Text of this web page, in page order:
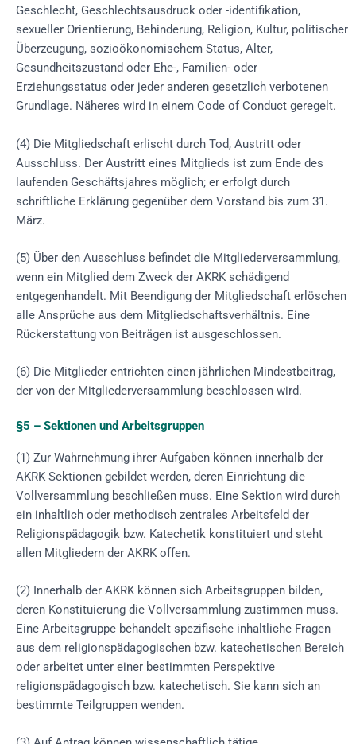
Geschlecht, Geschlechtsausdruck oder -identifikation,
sexueller Orientierung, Behinderung, Religion, Kultur, politischer
Überzeugung, sozioökonomischem Status, Alter,
Gesundheitszustand oder Ehe-, Familien- oder
Erziehungsstatus oder jeder anderen gesetzlich verbotenen
Grundlage. Näheres wird in einem Code of Conduct geregelt.
(4) Die Mitgliedschaft erlischt durch Tod, Austritt oder
Ausschluss. Der Austritt eines Mitglieds ist zum Ende des
laufenden Geschäftsjahres möglich; er erfolgt durch
schriftliche Erklärung gegenüber dem Vorstand bis zum 31.
März.
(5) Über den Ausschluss befindet die Mitgliederversammlung,
wenn ein Mitglied dem Zweck der AKRK schädigend
entgegenhandelt. Mit Beendigung der Mitgliedschaft erlöschen
alle Ansprüche aus dem Mitgliedschaftsverhältnis. Eine
Rückerstattung von Beiträgen ist ausgeschlossen.
(6) Die Mitglieder entrichten einen jährlichen Mindestbeitrag,
der von der Mitgliederversammlung beschlossen wird.
§5 – Sektionen und Arbeitsgruppen
(1) Zur Wahrnehmung ihrer Aufgaben können innerhalb der
AKRK Sektionen gebildet werden, deren Einrichtung die
Vollversammlung beschließen muss. Eine Sektion wird durch
ein inhaltlich oder methodisch zentrales Arbeitsfeld der
Religionspädagogik bzw. Katechetik konstituiert und steht
allen Mitgliedern der AKRK offen.
(2) Innerhalb der AKRK können sich Arbeitsgruppen bilden,
deren Konstituierung die Vollversammlung zustimmen muss.
Eine Arbeitsgruppe behandelt spezifische inhaltliche Fragen
aus dem religionspädagogischen bzw. katechetischen Bereich
oder arbeitet unter einer bestimmten Perspektive
religionspädagogisch bzw. katechetisch. Sie kann sich an
bestimmte Teilgruppen wenden.